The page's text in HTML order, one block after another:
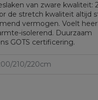
van zware kwaliteit:
de stretch kwaliteit altijd
vermogen. Voelt
isolerend. Duurzaam
GOTS certificering.